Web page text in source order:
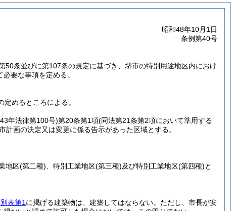
昭和48年10月1日
条例第40号
50条並びに第107条の規定に基づき、堺市の特別用途地区内におけ
要な事項を定める。
定めるところによる。
年法律第100号)第20条第1項(同法第21条第2項において準用する
画の決定又は変更に係る告示があった区域とする。
地区(第二種) 、特別工業地区(第三種)及び特別工業地区(第四種)と
別表第1 に掲げる建築物は、建築してはならない。 ただし、市長が安